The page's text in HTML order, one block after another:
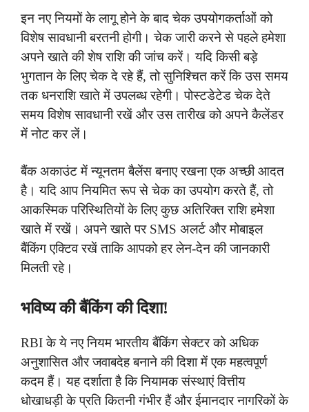
इन नए नियमों के लागू होने के बाद चेक उपयोगकर्ताओं को
विशेष सावधानी बरतनी होगी। चेक जारी करने से पहले हमेशा
अपने खाते की शेष राशि की जांच करें। यदि किसी बड़े
भुगतान के लिए चेक दे रहे हैं, तो सुनिश्चित करें कि उस समय
तक धनराशि खाते में उपलब्ध रहेगी। पोस्टडेटेड चेक देते
समय विशेष सावधानी रखें और उस तारीख को अपने कैलेंडर
में नोट कर लें।
बैंक अकाउंट में न्यूनतम बैलेंस बनाए रखना एक अच्छी आदत
है। यदि आप नियमित रूप से चेक का उपयोग करते हैं, तो
आकस्मिक परिस्थितियों के लिए कुछ अतिरिक्त राशि हमेशा
खाते में रखें। अपने खाते पर SMS अलर्ट और मोबाइल
बैंकिंग एक्टिव रखें ताकि आपको हर लेन-देन की जानकारी
मिलती रहे।
भविष्य की बैंकिंग की दिशा!
RBI के ये नए नियम भारतीय बैंकिंग सेक्टर को अधिक
अनुशासित और जवाबदेह बनाने की दिशा में एक महत्वपूर्ण
कदम हैं। यह दर्शाता है कि नियामक संस्थाएं वित्तीय
धोखाधड़ी के प्रति कितनी गंभीर हैं और ईमानदार नागरिकों के